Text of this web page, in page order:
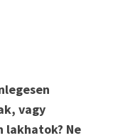
vagy
lakhatok? Ne